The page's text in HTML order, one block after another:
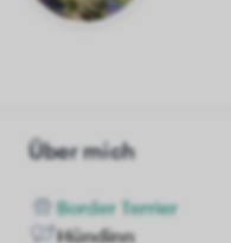
Über mich
Border Terrier
Hündinn